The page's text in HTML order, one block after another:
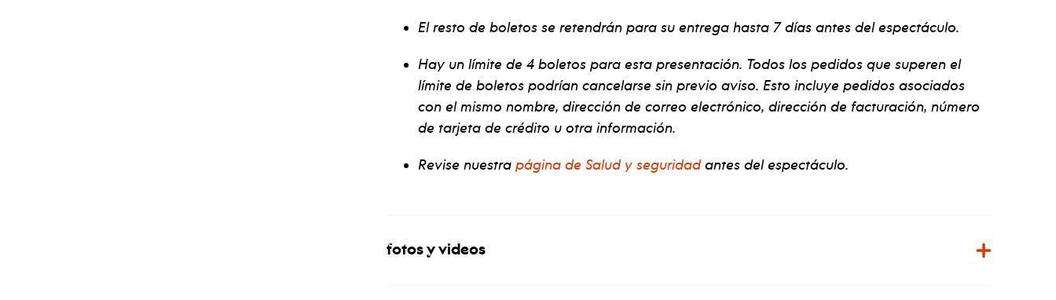
El resto de boletos se retendrán para su entrega hasta 7 días antes del espectáculo.
Hay un límite de 4 boletos para esta presentación. Todos los pedidos que superen el
límite de boletos podrían cancelarse sin previo aviso. Esto incluye pedidos asociados
con el mismo nombre, dirección de correo electrónico, dirección de facturación, número
de tarjeta de crédito u otra información.
Revise nuestra página de Salud y seguridadantes del espectáculo.
fotos y videos